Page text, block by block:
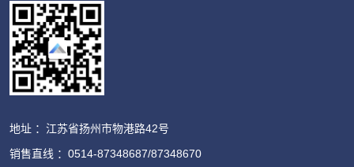
地址 ：江苏省扬州市物港路42号
销售直线 ：0514-87348687/87348670